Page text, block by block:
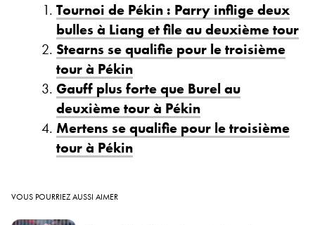
Tournoi de Pékin : Parry inflige deux
bulles à Liang et file au deuxième tour
Stearns se qualifie pour le troisième
tour à Pékin
Gauff plus forte que Burel au
deuxième tour à Pékin
Mertens se qualifie pour le troisième
tour à Pékin
VOUS POURRIEZ AUSSI AIMER